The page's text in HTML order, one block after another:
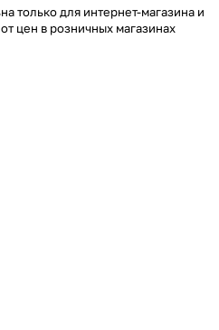
только для интернет-магазина и
цен в розничных магазинах